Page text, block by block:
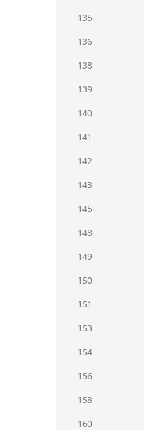
135
136
138
139
140
141
142
143
145
148
149
150
151
153
154
156
158
160